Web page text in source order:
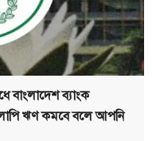
বাংলাদেশ ব্যাংক
ঋণ কমবে বলে আপনি